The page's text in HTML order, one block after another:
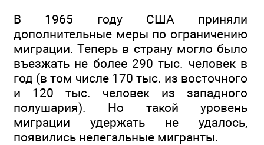
В 1965 году США приняли
дополнительные меры по ограничению
миграции. Теперь в страну могло было
въезжать не более 290 тыс. человек в
год (в том числе 170 тыс. из восточного
и 120 тыс. человек из западного
полушария). Но такой уровень
миграции удержать не удалось,
появились нелегальные мигранты.